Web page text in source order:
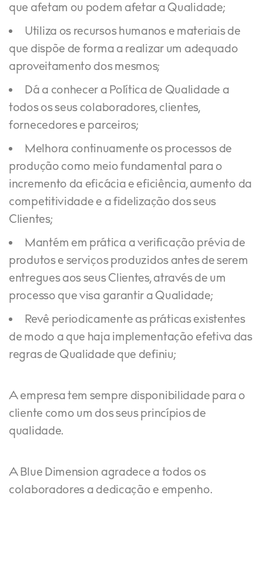
que afetam ou podem afetar a Qualidade;
Utiliza os recursos humanos e materiais de
que dispõe de forma a realizar um adequado
aproveitamento dos mesmos;
Dá a conhecer a Política de Qualidade a
todos os seus colaboradores, clientes,
fornecedores e parceiros;
Melhora continuamente os processos de
produção como meio fundamental para o
incremento da eficácia e eficiência, aumento da
competitividade e a fidelização dos seus
Clientes;
Mantém em prática a verificação prévia de
produtos e serviços produzidos antes de serem
entregues aos seus Clientes, através de um
processo que visa garantir a Qualidade;
Revê periodicamente as práticas existentes
de modo a que haja implementação efetiva das
regras de Qualidade que definiu;
A empresa tem sempre disponibilidade para o
cliente como um dos seus princípios de
qualidade.
A Blue Dimension agradece a todos os
colaboradores a dedicação e empenho.